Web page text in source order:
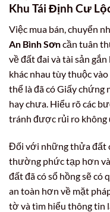
Khu Tái Định Cư
Việc mua bán, chuyển
An Bình Sơncần tuân
về đất đai và tài sản
khác nhau tùy thuộc
thể là đã có Giấy chứng
hay chưa. Hiểu rõ các
tránh được rủi ro không
Đối với những thửa đất
thường phức tạp hơn và
đất đã có sổ hồng sẽ có
an toàn hơn về mặt
tờ và tìm hiểu thông tin